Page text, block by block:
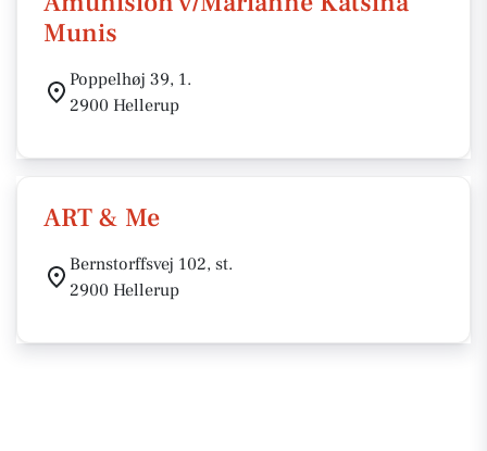
Munis
Poppelhøj 39, 1.
2900 Hellerup
ART & Me
Bernstorffsvej 102, st.
2900 Hellerup